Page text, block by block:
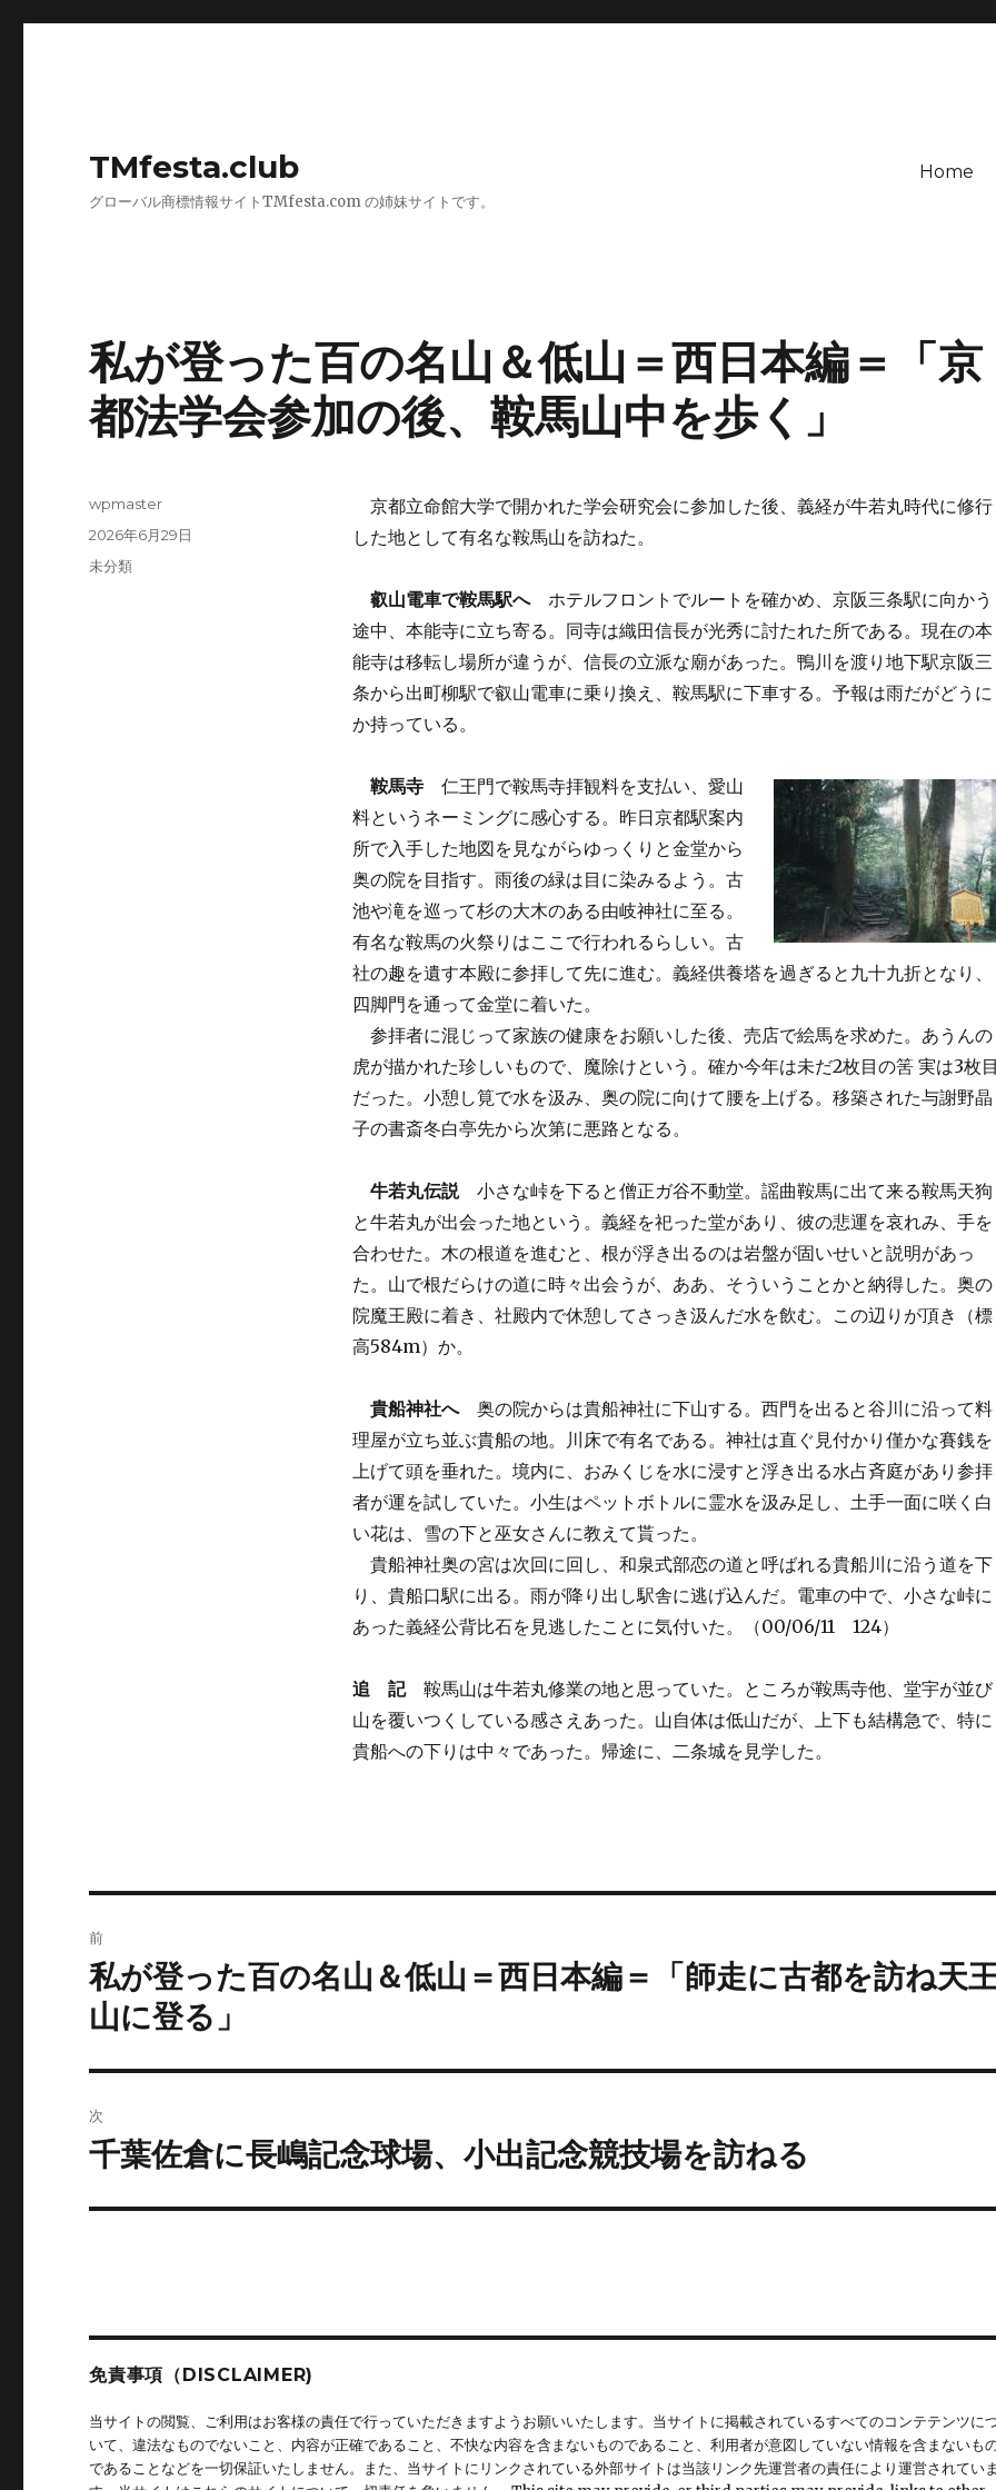
TMfesta.club
グローバル商標情報サイトTMfesta.com の姉妹サイトです。
Home
私が登った百の名山＆低山＝西日本編＝「京
都法学会参加の後、鞍馬山中を歩く」
京都立命館大学で開かれた学会研究会に参加した後、義経が牛若丸時代に修行
した地として有名な鞍馬山を訪ねた。
叡山電車で鞍馬駅へホテルフロントでルートを確かめ、京阪三条駅に向かう
途中、本能寺に立ち寄る。同寺は織田信長が光秀に討たれた所である。現在の本
能寺は移転し場所が違うが、信長の立派な廟があった。鴨川を渡り地下駅京阪三
条から出町柳駅で叡山電車に乗り換え、鞍馬駅に下車する。予報は雨だがどうに
か持っている。
鞍馬寺 仁王門で鞍馬寺拝観料を支払い、愛山
料というネーミングに感心する。昨日京都駅案内
所で入手した地図を見ながらゆっくりと金堂から
奥の院を目指す。雨後の緑は目に染みるよう。古
池や滝を巡って杉の大木のある由岐神社に至る。
有名な鞍馬の火祭りはここで行われるらしい。古
社の趣を遺す本殿に参拝して先に進む。義経供養塔を過ぎると九十九折となり、
四脚門を通って金堂に着いた。
参拝者に混じって家族の健康をお願いした後、売店で絵馬を求めた。あうんの
虎が描かれた珍しいもので、魔除けという。確か今年は未だ2枚目の筈 実は3枚
だった。小憩し筧で水を汲み、奥の院に向けて腰を上げる。移築された与謝野晶
子の書斎冬白亭先から次第に悪路となる。
牛若丸伝説小さな峠を下ると僧正ガ谷不動堂。謡曲鞍馬に出て来る鞍馬天狗
と牛若丸が出会った地という。義経を祀った堂があり、彼の悲運を哀れみ、手を
合わせた。木の根道を進むと、根が浮き出るのは岩盤が固いせいと説明があっ
た。山で根だらけの道に時々出会うが、ああ、そういうことかと納得した。奥の
院魔王殿に着き、社殿内で休憩してさっき汲んだ水を飲む。この辺りが頂き（標
高584m）か。
貴船神社へ奥の院からは貴船神社に下山する。西門を出ると谷川に沿って料
理屋が立ち並ぶ貴船の地。川床で有名である。神社は直ぐ見付かり僅かな賽銭を
上げて頭を垂れた。境内に、おみくじを水に浸すと浮き出る水占斉庭があり参拝
者が運を試していた。小生はペットボトルに霊水を汲み足し、土手一面に咲く白
い花は、雪の下と巫女さんに教えて貰った。
貴船神社奥の宮は次回に回し、和泉式部恋の道と呼ばれる貴船川に沿う道を下
り、貴船口駅に出る。雨が降り出し駅舎に逃げ込んだ。電車の中で、小さな峠に
あった義経公背比石を見逃したことに気付いた。（00/06/11 124）
追 記鞍馬山は牛若丸修業の地と思っていた。ところが鞍馬寺他、堂宇が並び
山を覆いつくしている感さえあった。山自体は低山だが、上下も結構急で、特に
貴船への下りは中々であった。帰途に、二条城を見学した。
投
wpmaster
投
稿
2026年6月29日
カ
未分類
稿
ナ
ゲ
ー
前
前
の
投
稿:
私が登った百の名山＆低山＝西日本編＝「師走に古都を訪ね天
山に登る」
次
次
投
千葉佐倉に長嶋記念球場、小出記念競技場を訪ねる
免責事項（DISCLAIMER)
当サイトの閲覧、ご利用はお客様の責任で行っていただきますようお願いいたします。当サイトに掲載されているすべてのコンテテンツに
いて、違法なものでないこと、内容が正確であること、不快な内容を含まないものであること、利用者が意図していない情報を含まないも
であることなどを一切保証いたしません。また、当サイトにリンクされている外部サイトは当該リンク先運営者の責任により運営されてい